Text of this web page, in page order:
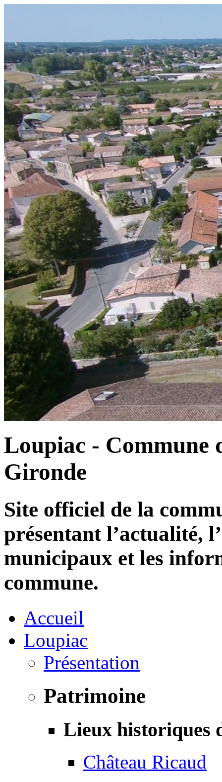
Loupiac - Commune
Gironde
Site officiel de la
présentant l’actualité,
municipaux et les
commune.
Accueil
Loupiac
Présentation
Patrimoine
Lieux historiques
Château Ricaud